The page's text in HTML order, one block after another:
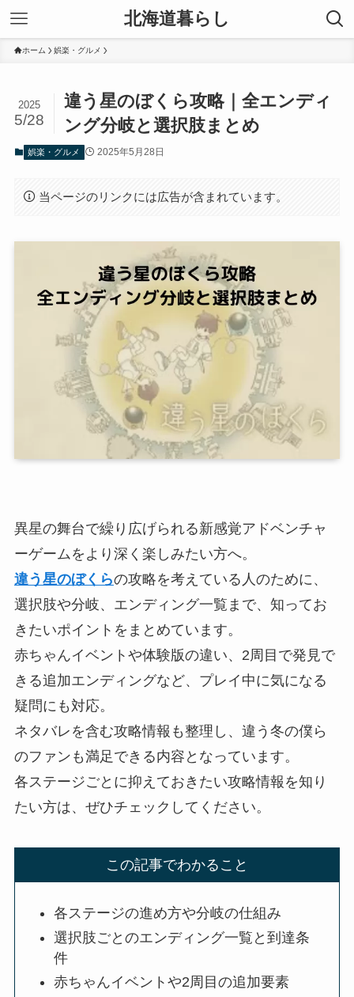
北海道暮らし
ホーム 娯楽・グルメ
違う星のぼくら攻略｜全エンディ
ング分岐と選択肢まとめ
2025
5/28
娯楽・グルメ 2025年5月28日
当ページのリンクには広告が含まれています。
異星の舞台で繰り広げられる新感覚アドベンチャ
ーゲームをより深く楽しみたい方へ。
違う星のぼくらの攻略を考えている人のために、
選択肢や分岐、エンディング一覧まで、知ってお
きたいポイントをまとめています。
赤ちゃんイベントや体験版の違い、2周目で発見で
きる追加エンディングなど、プレイ中に気になる
疑問にも対応。
ネタバレを含む攻略情報も整理し、違う冬の僕ら
のファンも満足できる内容となっています。
各ステージごとに抑えておきたい攻略情報を知り
たい方は、ぜひチェックしてください。
この記事でわかること
各ステージの進め方や分岐の仕組み
選択肢ごとのエンディング一覧と到達条
件
赤ちゃんイベントや2周目の追加要素